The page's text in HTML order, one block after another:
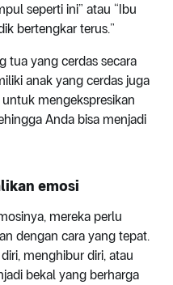
seperti ini” atau “Ibu
bertengkar terus.”
tua yang cerdas secara
anak yang cerdas juga
mengekspresikan
Anda bisa menjadi
emosi
mereka perlu
dengan cara yang tepat.
menghibur diri, atau
bekal yang berharga